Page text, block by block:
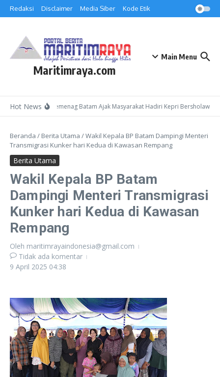
Lewati ke konten
Redaksi Disclaimer Media Siber Kode Etik
Maritimraya.com
Main Menu
Hot NewsKepala Kemenag Batam Ajak Masyarakat Hadiri Kepri Bersholawat 3
Beranda / Berita Utama /Wakil Kepala BP Batam Dampingi Menteri
Transmigrasi Kunker hari Kedua di Kawasan Rempang
Berita Utama
Wakil Kepala BP Batam
Dampingi Menteri Transmigrasi
Kunker hari Kedua di Kawasan
Rempang
Oleh maritimrayaindonesia@gmail.com
Tidak ada komentar
9 April 2025 04:38